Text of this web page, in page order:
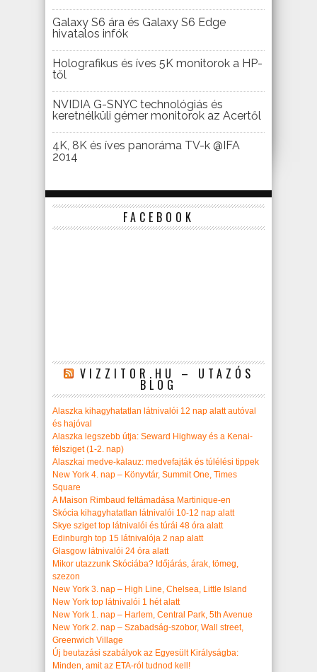
Galaxy S6 ára és Galaxy S6 Edge
hivatalos infók
Holografikus és íves 5K monitorok a HP-
től
NVIDIA G-SNYC technológiás és
keretnélküli gémer monitorok az Acertől
4K, 8K és íves panoráma TV-k @IFA
2014
FACEBOOK
VIZZITOR.HU – UTAZÓS
BLOG
Alaszka kihagyhatatlan látnivalói 12 nap alatt autóval
és hajóval
Alaszka legszebb útja: Seward Highway és a Kenai-
félsziget (1-2. nap)
Alaszkai medve-kalauz: medvefajták és túlélési tippek
New York 4. nap – Könyvtár, Summit One, Times
Square
A Maison Rimbaud feltámadása Martinique-en
Skócia kihagyhatatlan látnivalói 10-12 nap alatt
Skye sziget top látnivalói és túrái 48 óra alatt
Edinburgh top 15 látnivalója 2 nap alatt
Glasgow látnivalói 24 óra alatt
Mikor utazzunk Skóciába? Időjárás, árak, tömeg,
szezon
New York 3. nap – High Line, Chelsea, Little Island
New York top látnivalói 1 hét alatt
New York 1. nap – Harlem, Central Park, 5th Avenue
New York 2. nap – Szabadság-szobor, Wall street,
Greenwich Village
Új beutazási szabályok az Egyesült Királyságba:
Minden, amit az ETA-ról tudnod kell!